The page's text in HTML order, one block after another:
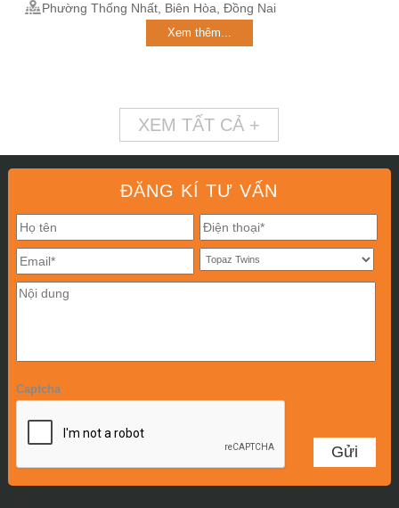
Phường Thống Nhất, Biên Hòa, Đồng Nai
Xem thêm...
XEM TẤT CẢ +
ĐĂNG KÍ TƯ VẤN
Captcha